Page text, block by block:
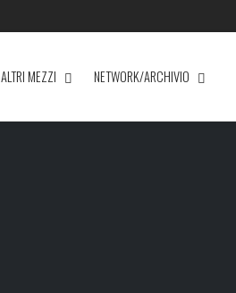
ALTRI MEZZI NETWORK/ARCHIVIO